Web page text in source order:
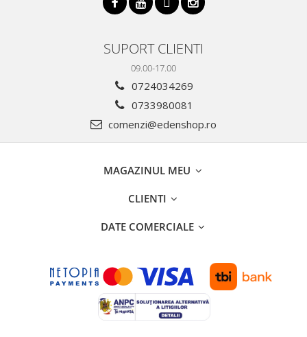
SUPORT CLIENTI
09.00-17.00
0724034269
0733980081
comenzi@edenshop.ro
MAGAZINUL MEU
CLIENTI
DATE COMERCIALE